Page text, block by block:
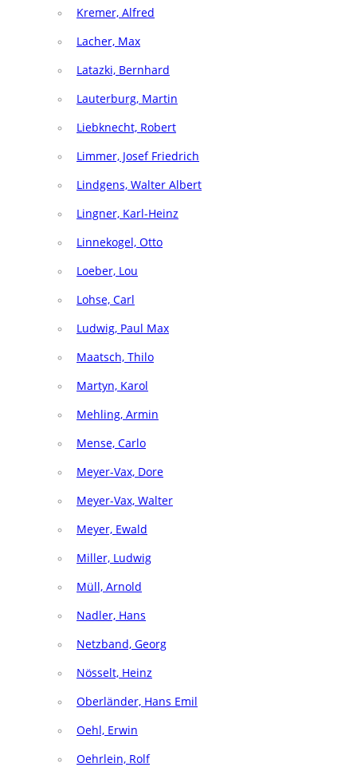
Kremer, Alfred
Lacher, Max
Latazki, Bernhard
Lauterburg, Martin
Liebknecht, Robert
Limmer, Josef Friedrich
Lindgens, Walter Albert
Lingner, Karl-Heinz
Linnekogel, Otto
Loeber, Lou
Lohse, Carl
Ludwig, Paul Max
Maatsch, Thilo
Martyn, Karol
Mehling, Armin
Mense, Carlo
Meyer-Vax, Dore
Meyer-Vax, Walter
Meyer, Ewald
Miller, Ludwig
Müll, Arnold
Nadler, Hans
Netzband, Georg
Nösselt, Heinz
Oberländer, Hans Emil
Oehl, Erwin
Oehrlein, Rolf